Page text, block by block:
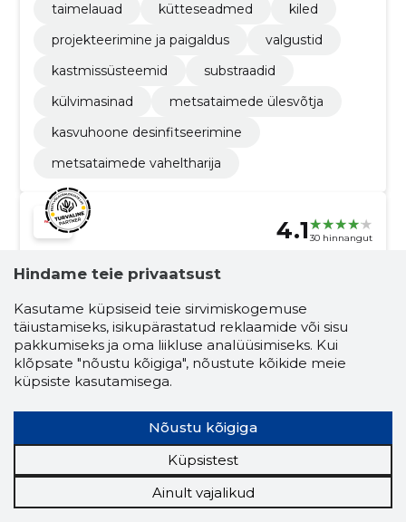
taimelauad
kütteseadmed
kiled
projekteerimine ja paigaldus
valgustid
kastmissüsteemid
substraadid
külvimasinad
metsataimede ülesvõtja
kasvuhoone desinfitseerimine
metsataimede vaheltharija
4.1 30 hinnangut
FARWELLI
KAUBANDUSE
OÜ
Krediidiskoor: Piiripealne
Prognooskäive (2026): 4 685 110 €
Usaldusväärne ja kindel partner Eesti
Hindame teie privaatsust
Kasutame küpsiseid teie sirvimiskogemuse
täiustamiseks, isikupärastatud reklaamide või sisu
pakkumiseks ja oma liikluse analüüsimiseks. Kui
klõpsate "nõustu kõigiga", nõustute kõikide meie
küpsiste kasutamisega.
Nõustu kõigiga
Küpsistest
Ainult vajalikud